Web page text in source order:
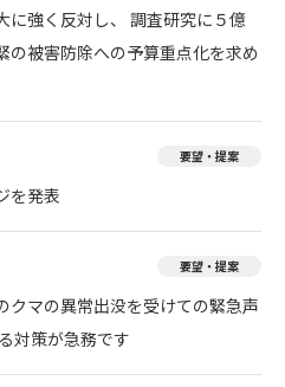
に強く反対し、 調査研究に５億
の被害防除への予算重点化を求め
要望・提案
を発表
要望・提案
マの異常出没を受けての緊急声
対策が急務です